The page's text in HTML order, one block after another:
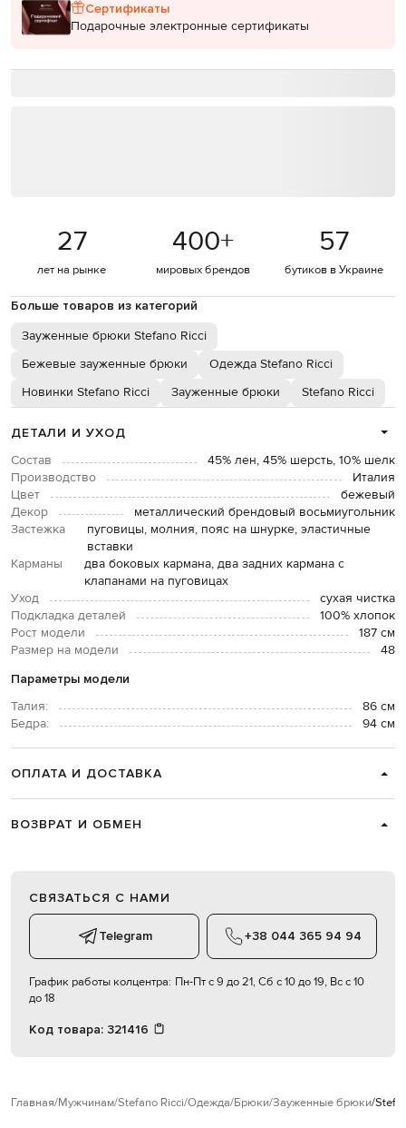
Сертификаты
Подарочные электронные сертификаты
27
лет на рынке
400+
мировых брендов
57
бутиков в Украине
Больше товаров из категорий
Зауженные брюки Stefano Ricci
Бежевые зауженные брюки
Одежда Stefano Ricci
Новинки Stefano Ricci
Зауженные брюки Stefano Ricci
ДЕТАЛИ И УХОД
Состав
45% лен, 45% шерсть, 10% шелк
Производство
Италия
Цвет
бежевый
Декор
металлический брендовый восьмиугольник
Застежка
пуговицы, молния, пояс на шнурке, эластичные
вставки
Карманы
два боковых кармана, два задних кармана с
клапанами на пуговицах
Уход
сухая чистка
Подкладка деталей
100% хлопок
Рост модели
187 см
Размер на модели
48
Параметры модели
Талия:
86 см
Бедра:
94 см
ОПЛАТА И ДОСТАВКА
ВОЗВРАТ И ОБМЕН
СВЯЗАТЬСЯ С НАМИ
Telegram +38 044 365 94 94
График работы колцентра: Пн-Пт с 9 до 21, Сб с 10 до 19, Вс с 10
до 18
Код товара: 321416
Главная Мужчинам Stefano Ricci Одежда Брюки Зауженные брюки